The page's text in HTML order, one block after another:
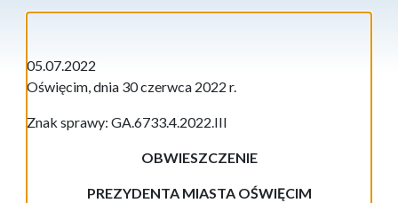
05.07.2022
Oświęcim, dnia 30 czerwca 2022 r.
Znak sprawy: GA.6733.4.2022.III
OBWIESZCZENIE
PREZYDENTA MIASTA OŚWIĘCIM